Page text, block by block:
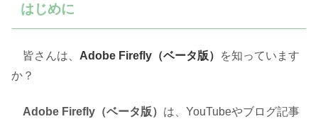
はじめに
皆さんは、 Adobe Firefly（ベータ版）
を知っています
か？
Adobe Firefly（ベータ版） は、YouTubeやブログ記事